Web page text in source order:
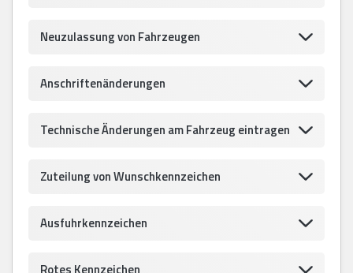
Neuzulassung von Fahrzeugen
Anschriftenänderungen
Technische Änderungen am Fahrzeug eintragen
Zuteilung von Wunschkennzeichen
Ausfuhrkennzeichen
Rotes Kennzeichen